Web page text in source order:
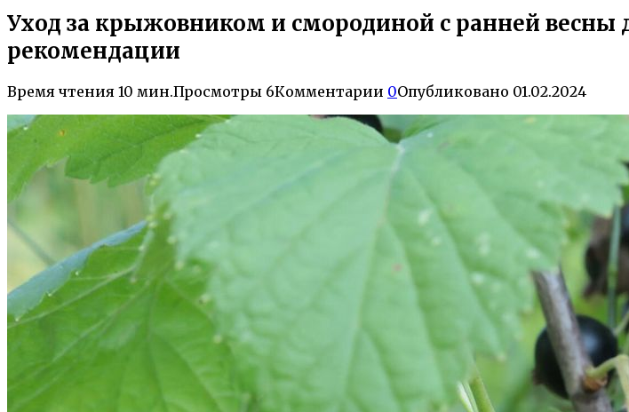
Уход за крыжовником и смородиной с ранней
рекомендации
Время чтения 10 мин.Просмотры 6Комментарии 0Опубликовано 01.02.2024